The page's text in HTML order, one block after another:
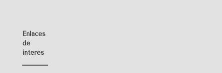
Enlaces
de
interés